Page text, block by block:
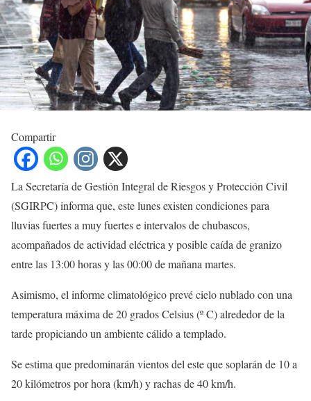
Compartir
La Secretaría de Gestión Integral de Riesgos y Protección Civil
(SGIRPC) informa que, este lunes existen condiciones para
lluvias fuertes a muy fuertes e intervalos de chubascos,
acompañados de actividad eléctrica y posible caída de granizo
entre las 13:00 horas y las 00:00 de mañana martes.
Asimismo, el informe climatológico prevé cielo nublado con una
temperatura máxima de 20 grados Celsius (º C) alrededor de la
tarde propiciando un ambiente cálido a templado.
Se estima que predominarán vientos del este que soplarán de 10 a
20 kilómetros por hora (km/h) y rachas de 40 km/h.